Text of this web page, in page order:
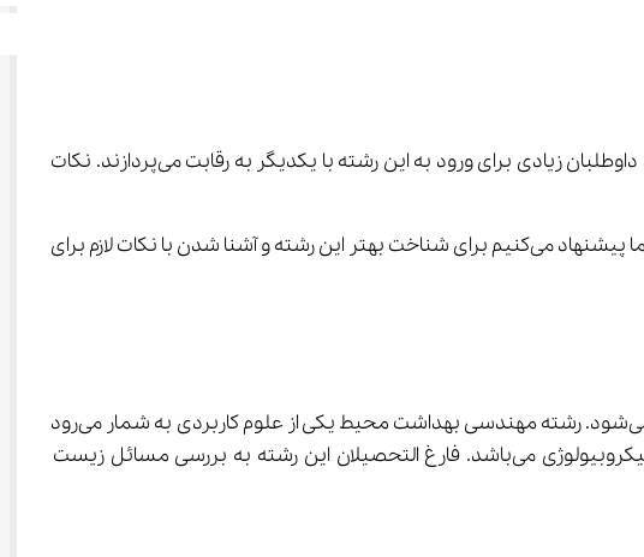
یکی از رشته‌های محبوب و پرکاربرد در گروه علوم آزمایشی تجربی می‌باشد که هر ساله، داوطلبان زیادی برای ورود به این رشته با یکدیگر به رقابت می‌پردازند. نکات
یک انتخاب رشته درست و اصولی می‌تواند شانس قبولی شما را در کنکور سراسری به شدت افزایش دهد. از این رو به شما پیشنهاد می‌کنیم برای شناخت بهتر این رشته و آشنا شدن با نکات لازم برای
این رشته در زیر مجموعه رشته‌های پیراپزشکی قرار دارد و به همین دلیل فقط در دانشگاه‌های علوم پزشکی تدریس می‌شود. رشته مهندسی بهداشت محیط یکی از علوم کاربردی به شمار می‌رود
و شاخه‌ای از رشته محیط زیست است. همچنین این رشته شامل ترکیبی از رشته‌های مهندسی، فیزیک، شیمی و میکروبیولوژی می‌باشد. فارغ التحصیلان این رشته به بررسی مسائل زیست